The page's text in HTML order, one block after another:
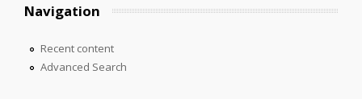
Navigation
Recent content
Advanced Search